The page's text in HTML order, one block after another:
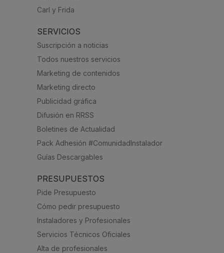
Carl y Frida
SERVICIOS
Suscripción a noticias
Todos nuestros servicios
Marketing de contenidos
Marketing directo
Publicidad gráfica
Difusión en RRSS
Boletines de Actualidad
Pack Adhesión #ComunidadInstalador
Guías Descargables
PRESUPUESTOS
Pide Presupuesto
Cómo pedir presupuesto
Instaladores y Profesionales
Servicios Técnicos Oficiales
Alta de profesionales